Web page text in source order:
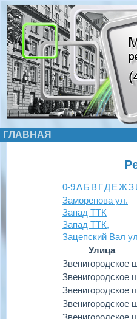
ГЛАВНАЯ
0-9АБ ВГДЕЖЗ
Заморенова ул.
Запад ТТК
Запад ТТК,
Зацепский Вал
Улица
Звенигородское
Звенигородское
Звенигородское
Звенигородское
Звенигородское